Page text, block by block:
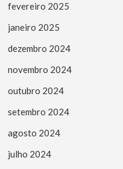
fevereiro 2025
janeiro 2025
dezembro 2024
novembro 2024
outubro 2024
setembro 2024
agosto 2024
julho 2024